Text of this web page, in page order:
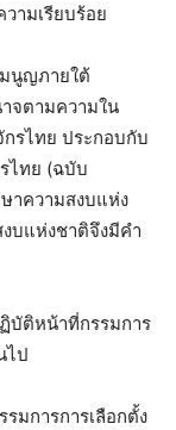
ามเรียบร้อย
มนูญภายใต้
จตามความใน
รไทย ประกอบกับ
ไทย (ฉบับ
าความสงบแห่ง
บแห่งชาติจึงมีคํา
บัติหน้าที่กรรมการ
ไป
มการการเลือกตั้ง